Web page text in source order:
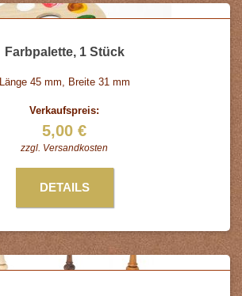
Farbpalette, 1 Stück
Länge 45 mm, Breite 31 mm
Verkaufspreis:
5,00 €
zzgl. Versandkosten
DETAILS